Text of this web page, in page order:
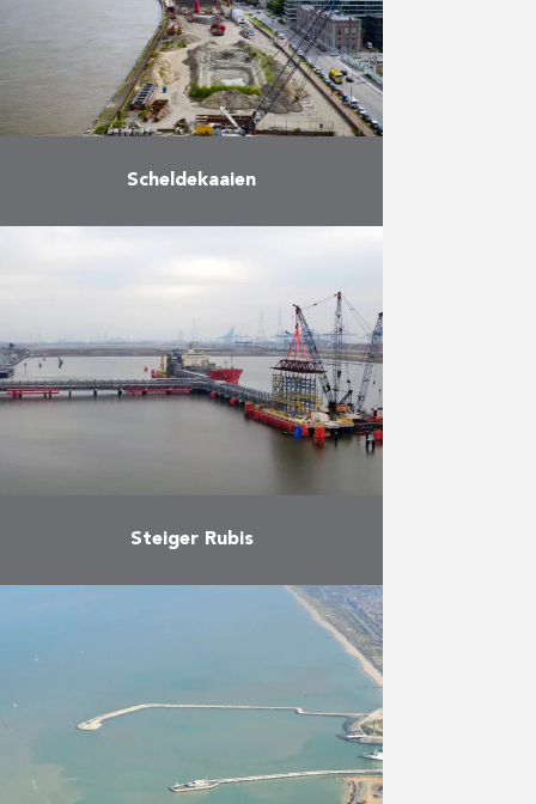
…
Meer
Scheldekaaien
Scheldekaaien heraanleggen. Over
een lengte van maar liefst zeven
kilometer worden de kaaien onder
handen …
Meer
Steiger Rubis
Dit project omvat de uitbreiding
van een steiger die door HK werd
gebouwd in 2009 voor ITC RUBIS.
De uitbreiding omvat twee nieuwe